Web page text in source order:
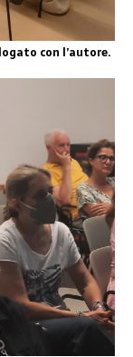
con l’autore.